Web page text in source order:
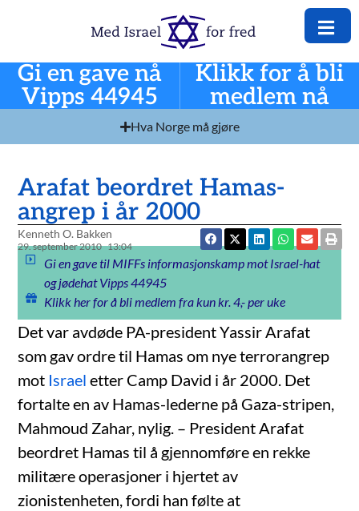
Gi en gave nå
Vipps 44945
Klikk for å bli
medlem nå
Hva Norge må gjøre
Arafat beordret Hamas-
angrep i år 2000
Kenneth O. Bakken
29. september 2010 13:04
Gi en gave til MIFFs informasjonskamp mot Israel-hat
og jødehat Vipps 44945
Klikk her for å bli medlem fra kun kr. 4,- per uke
Det var avdøde PA-president Yassir Arafat
som gav ordre til Hamas om nye terrorangrep
mot Israel etter Camp David i år 2000. Det
fortalte en av Hamas-lederne på Gaza-stripen,
Mahmoud Zahar, nylig. – President Arafat
beordret Hamas til å gjennomføre en rekke
militære operasjoner i hjertet av
zionistenheten, fordi han følte at